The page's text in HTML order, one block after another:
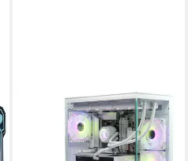
GAMEMAX
ICE 7764 AMD Ryzen 9
9950X3D RTX 5090 64GB
DDR5 2TB SSD Gaming-PC